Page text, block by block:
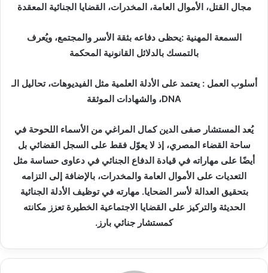
مجال القتل، الأموال العامة، المخدرات، القضايا الجنائية المعقدة
السمعة المهنية :يحظى دفاعه بثقة الأسر والمجتمع، ويُعرف
بالتمسك بالدلائل القانونية المحكمة
أسلوب العمل : يعتمد على الأدلة العلمية مثل الفيديوهات، تحاليل الـ
DNA، والشهادات الموثقة
يُعد المستشار صفى الدين كمال المراغي من الأسماء اللحوحة في
ساحة القضاء المصري، إذ لا يعوّل فقط على السجل القضائي بل
أيضًا على مهاراته في قيادة الدفاع الجنائي في دعاوى حساسة مثل
التعديات على الأموال العامة والمخدرات، بالإضافة إلى التزامه
بتحقيق العدالة لأسر الضحايا. مهارته في توظيف الأدلة الجنائية
الحديثة والتركيز على القضايا الاجتماعية الخطيرة تعزز مكانته
كمستشار جنائي بارز.